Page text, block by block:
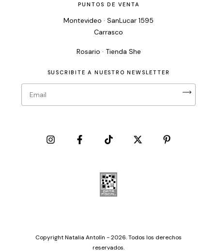
PUNTOS DE VENTA
Montevideo · SanLucar 1595
Carrasco
Rosario · Tienda She
SUSCRIBITE A NUESTRO NEWSLETTER
Copyright Natalia Antolín - 2026. Todos los derechos
reservados.